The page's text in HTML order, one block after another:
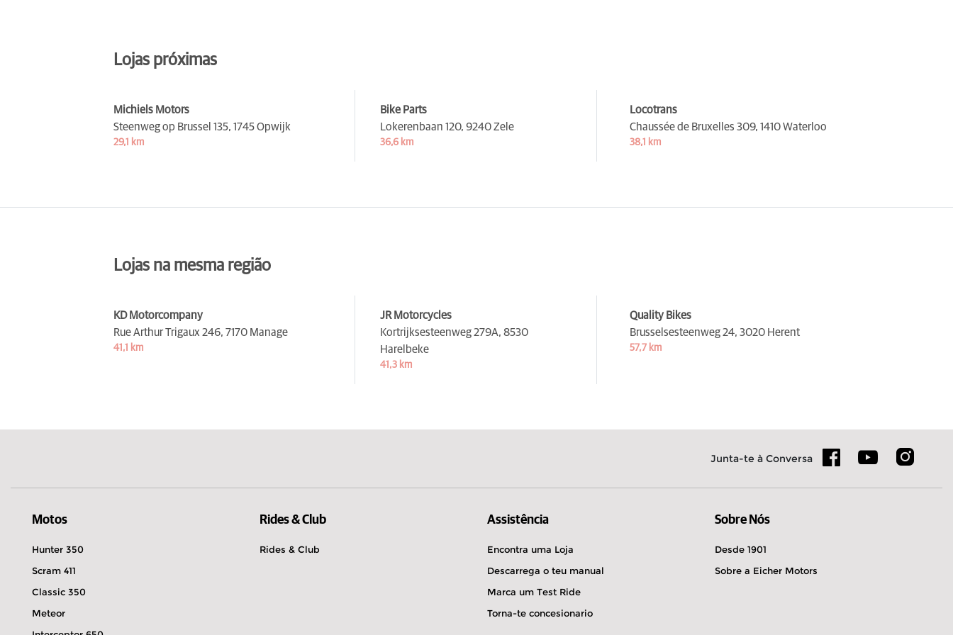
Lojas próximas
Michiels Motors
Steenweg op Brussel 135, 1745 Opwijk
29,1 km
Bike Parts
Lokerenbaan 120, 9240 Zele
36,6 km
Locotrans
Chaussée de Bruxelles 309, 1410 Waterloo
38,1 km
Lojas na mesma região
KD Motorcompany
Rue Arthur Trigaux 246, 7170 Manage
41,1 km
JR Motorcycles
Kortrijksesteenweg 279A, 8530
Harelbeke
41,3 km
Quality Bikes
Brusselsesteenweg 24, 3020 Herent
57,7 km
Junta-te à Conversa
Motos
Hunter 350
Scram 411
Classic 350
Meteor
Rides & Club
Rides & Club
Assistência
Encontra uma Loja
Descarrega o teu manual
Marca um Test Ride
Torna-te concesionario
Sobre Nós
Desde 1901
Sobre a Eicher Motors